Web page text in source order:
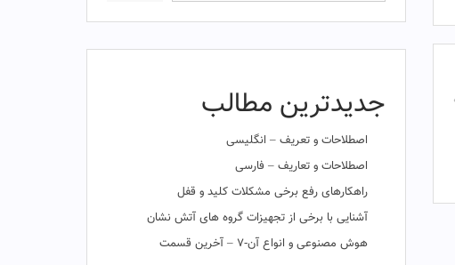
جدیدترین مطالب
اصطلاحات و تعریف – انگلیسی
اصطلاحات و تعاریف – فارسی
راهکارهای رفع برخی مشکلات کلید و قفل
آشنایی با برخی از تجهیزات گروه های آتش نشان
هوش مصنوعی و انواع آن-۷ – آخرین قسمت